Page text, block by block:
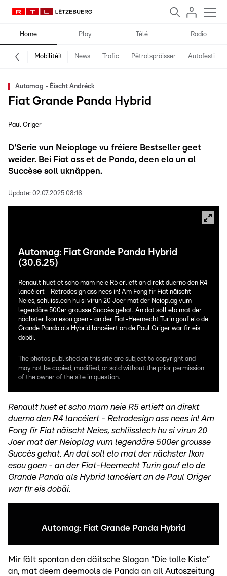
Home Play Télé Radio
Mobilitéit News Trafic Pëtrolspräisser Autofestival
Automag - Éischt Andréck
Fiat Grande Panda Hybrid
Paul Origer
D'Serie vun Neioplage vu fréiere Bestseller geet
weider. Bei Fiat ass et de Panda, deen elo un al
Succèse soll uknäppen.
Update: 02.07.2025 08:16
Automag: Fiat Grande Panda Hybrid
(30.6.25)
Renault huet et scho mam neie R5 erlieft an direkt duerno den R4
lancéiert - Retrodesign ass nees in! Am Fong fir Fiat näischt
Neies, schliisslech hu si virun 20 Joer mat der Neioplag vum
legendäre 500er grousse Succès gehat. An dat soll elo mat der
nächster Ikon esou goen - an der Fiat-Heemecht Turin gouf elo de
Grande Panda als Hybrid lancéiert an de Paul Origer war fir eis
dobäi.
The photos published on this site are subject to copyright and
may not be copied, modified, or sold without the prior permission
of the owner of the site in question.
Renault huet et scho mam neie R5 erlieft an direkt
duerno den R4 lancéiert - Retrodesign ass nees in! Am
Fong fir Fiat näischt Neies, schliisslech hu si virun 20
Joer mat der Neioplag vum legendäre 500er grousse
Succès gehat. An dat soll elo mat der nächster Ikon
esou goen - an der Fiat-Heemecht Turin gouf elo de
Grande Panda als Hybrid lancéiert an de Paul Origer
war fir eis dobäi.
Automag: Fiat Grande Panda Hybrid
Mir fält spontan den däitsche Slogan “Die tolle Kiste”
an, mat deem deemools de Panda an all Autoszeitung